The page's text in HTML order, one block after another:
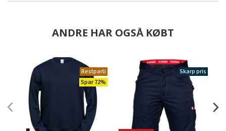
ANDRE HAR OGSÅ KØBT
Restparti
Spar 72%
Skarp pris